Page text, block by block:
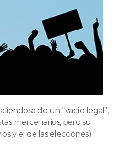
de un “vacío legal”,
mercenarios, pero su
y el de las elecciones).